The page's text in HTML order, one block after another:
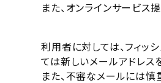
また、オンラインサービス
利用者に対しては、フィッ
ては新しいメールアドレス
また、不審なメールには